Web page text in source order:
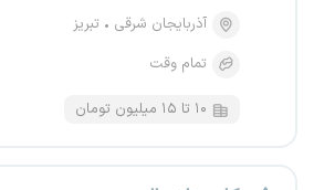
آذربایجان شرقی
تبریز
تمام وقت
۱۰ تا ۱۵ میلیون تومان